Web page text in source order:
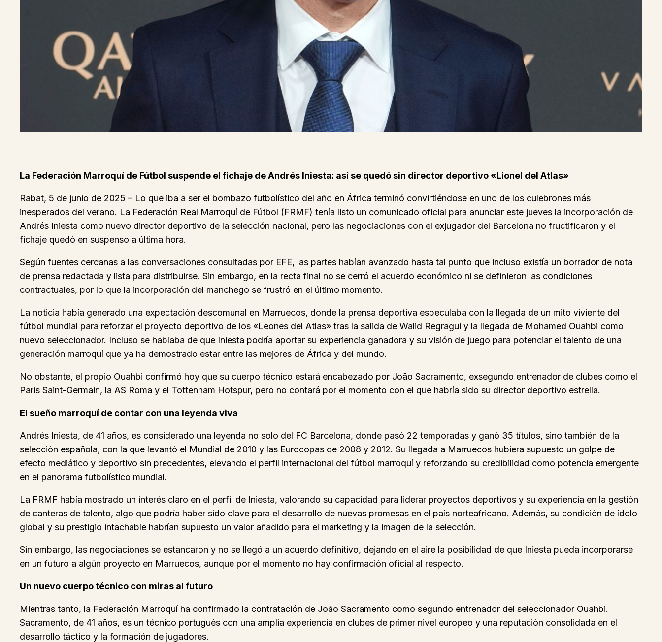
La Federación Marroquí de Fútbol suspende el fichaje de Andrés Iniesta: así se quedó sin director deportivo «Lionel del Atlas»
Rabat, 5 de junio de 2025 – Lo que iba a ser el bombazo futbolístico del año en África terminó convirtiéndose en uno de los culebrones más
inesperados del verano. La Federación Real Marroquí de Fútbol (FRMF) tenía listo un comunicado oficial para anunciar este jueves la incorporación de
Andrés Iniesta como nuevo director deportivo de la selección nacional, pero las negociaciones con el exjugador del Barcelona no fructificaron y el
fichaje quedó en suspenso a última hora.
Según fuentes cercanas a las conversaciones consultadas por EFE, las partes habían avanzado hasta tal punto que incluso existía un borrador de nota
de prensa redactada y lista para distribuirse. Sin embargo, en la recta final no se cerró el acuerdo económico ni se definieron las condiciones
contractuales, por lo que la incorporación del manchego se frustró en el último momento.
La noticia había generado una expectación descomunal en Marruecos, donde la prensa deportiva especulaba con la llegada de un mito viviente del
fútbol mundial para reforzar el proyecto deportivo de los «Leones del Atlas» tras la salida de Walid Regragui y la llegada de Mohamed Ouahbi como
nuevo seleccionador. Incluso se hablaba de que Iniesta podría aportar su experiencia ganadora y su visión de juego para potenciar el talento de una
generación marroquí que ya ha demostrado estar entre las mejores de África y del mundo.
No obstante, el propio Ouahbi confirmó hoy que su cuerpo técnico estará encabezado por João Sacramento, exsegundo entrenador de clubes como el
Paris Saint-Germain, la AS Roma y el Tottenham Hotspur, pero no contará por el momento con el que habría sido su director deportivo estrella.
El sueño marroquí de contar con una leyenda viva
Andrés Iniesta, de 41 años, es considerado una leyenda no solo del FC Barcelona, donde pasó 22 temporadas y ganó 35 títulos, sino también de la
selección española, con la que levantó el Mundial de 2010 y las Eurocopas de 2008 y 2012. Su llegada a Marruecos hubiera supuesto un golpe de
efecto mediático y deportivo sin precedentes, elevando el perfil internacional del fútbol marroquí y reforzando su credibilidad como potencia emergente
en el panorama futbolístico mundial.
La FRMF había mostrado un interés claro en el perfil de Iniesta, valorando su capacidad para liderar proyectos deportivos y su experiencia en la gestión
de canteras de talento, algo que podría haber sido clave para el desarrollo de nuevas promesas en el país norteafricano. Además, su condición de ídolo
global y su prestigio intachable habrían supuesto un valor añadido para el marketing y la imagen de la selección.
Sin embargo, las negociaciones se estancaron y no se llegó a un acuerdo definitivo, dejando en el aire la posibilidad de que Iniesta pueda incorporarse
en un futuro a algún proyecto en Marruecos, aunque por el momento no hay confirmación oficial al respecto.
Un nuevo cuerpo técnico con miras al futuro
Mientras tanto, la Federación Marroquí ha confirmado la contratación de João Sacramento como segundo entrenador del seleccionador Ouahbi.
Sacramento, de 41 años, es un técnico portugués con una amplia experiencia en clubes de primer nivel europeo y una reputación consolidada en el
desarrollo táctico y la formación de jugadores.